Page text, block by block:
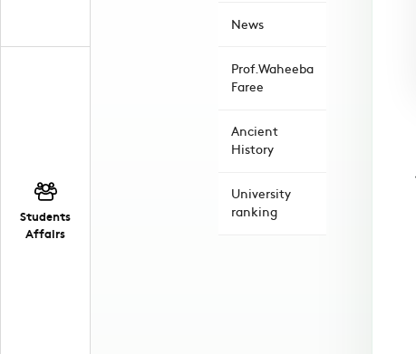
Students
Affairs
News
Prof.Waheeba
Faree
Ancient
History
University
ranking